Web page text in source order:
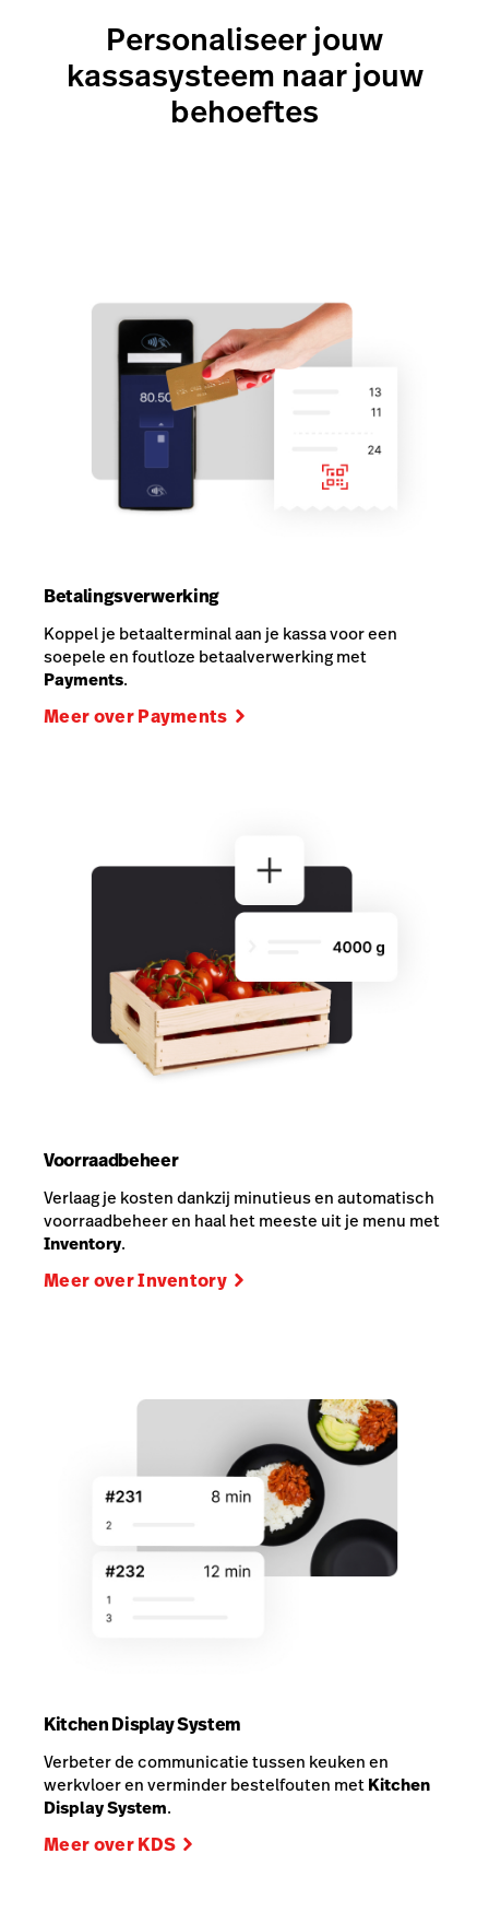
Personaliseer jouw
kassasysteem naar jouw
behoeftes
Betalingsverwerking
Koppel je betaalterminal aan je kassa voor een
soepele en foutloze betaalverwerking met
Payments.
Meer over Payments
Voorraadbeheer
Verlaag je kosten dankzij minutieus en automatisch
voorraadbeheer en haal het meeste uit je menu met
Inventory.
Meer over Inventory
Kitchen Display System
Verbeter de communicatie tussen keuken en
werkvloer en verminder bestelfouten metKitchen
Display System.
Meer over KDS